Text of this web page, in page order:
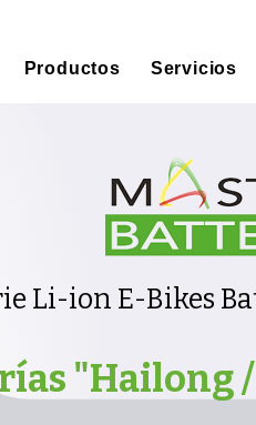
Productos Servicios
Li-ion E-Bikes
"Hailong